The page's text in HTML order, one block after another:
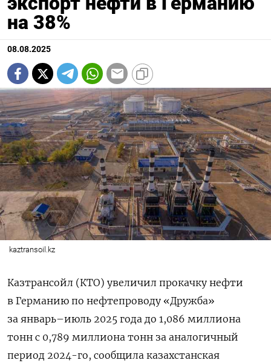
на 38%
08.08.2025
kaztransoil.kz
Казтрансойл (КТО) увеличил прокачку нефти
в Германию по нефтепроводу «Дружба»
за январь–июль 2025 года до 1,086 миллиона
тонн с 0,789 миллиона тонн за аналогичный
период 2024-го, сообщила казахстанская